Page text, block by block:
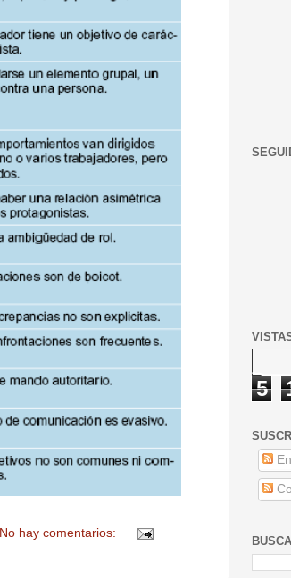
No hay comentarios:
5